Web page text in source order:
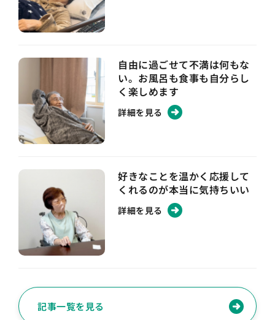
自由に過ごせて不満は何もな
い。お風呂も食事も自分らし
く楽しめます
詳細を見る
好きなことを温かく応援して
くれるのが本当に気持ちいい
詳細を見る
記事一覧を見る